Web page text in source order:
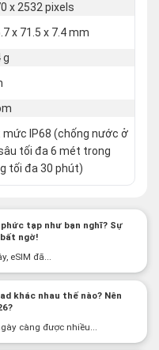
x 2532 pixels
x 71.5 x 7.4 mm
g
IP68 (chống nước ở
tối đa 6 mét trong
tối đa 30 phút)
tạp như bạn nghĩ? Sự
ngờ!
eSIM đã...
khác nhau thế nào? Nên
càng được nhiều...